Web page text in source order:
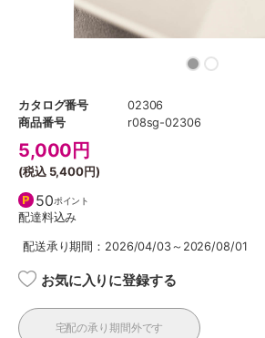
カタログ番号
02306
商品番号
r08sg-02306
5,000 円
(税込 5,400円)
50ポイント
配達料込み
配送承り期間：2026/04/03～2026/08/01
お気に入りに登録する
宅配の承り期間外です